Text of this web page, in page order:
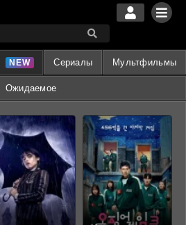
Сериалы Мультфильмы
Ожидаемое